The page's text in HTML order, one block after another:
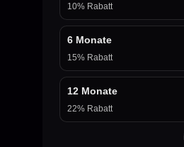
10% Rabatt
6 Monate
15% Rabatt
12 Monate
22% Rabatt